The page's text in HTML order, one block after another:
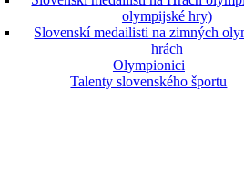
olympijské hry)
Slovenskí medailisti na zimných
hrách
Olympionici
Talenty slovenského športu